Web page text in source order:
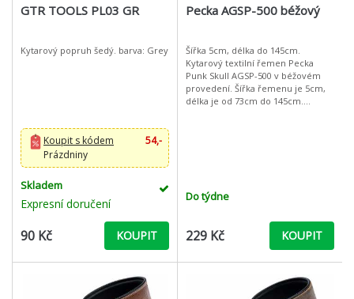
GTR TOOLS PL03 GR
Kytarový popruh šedý. barva: Grey
Koupit s kódem
54,-
Prázdniny
Skladem
Expresní doručení
90 Kč KOUPIT
Pecka AGSP-500 béžový
Šířka 5cm, délka do 145cm.
Kytarový textilní řemen Pecka
Punk Skull AGSP-500 v béžovém
provedení. Šířka řemenu je 5cm,
délka je od 73cm do 145cm.
Do týdne
229 Kč KOUPIT